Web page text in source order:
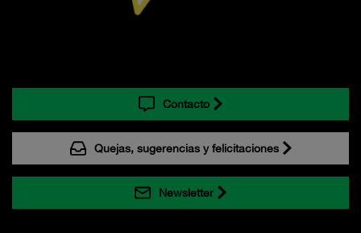
Contacto
Quejas, sugerencias y felicitaciones
Newsletter